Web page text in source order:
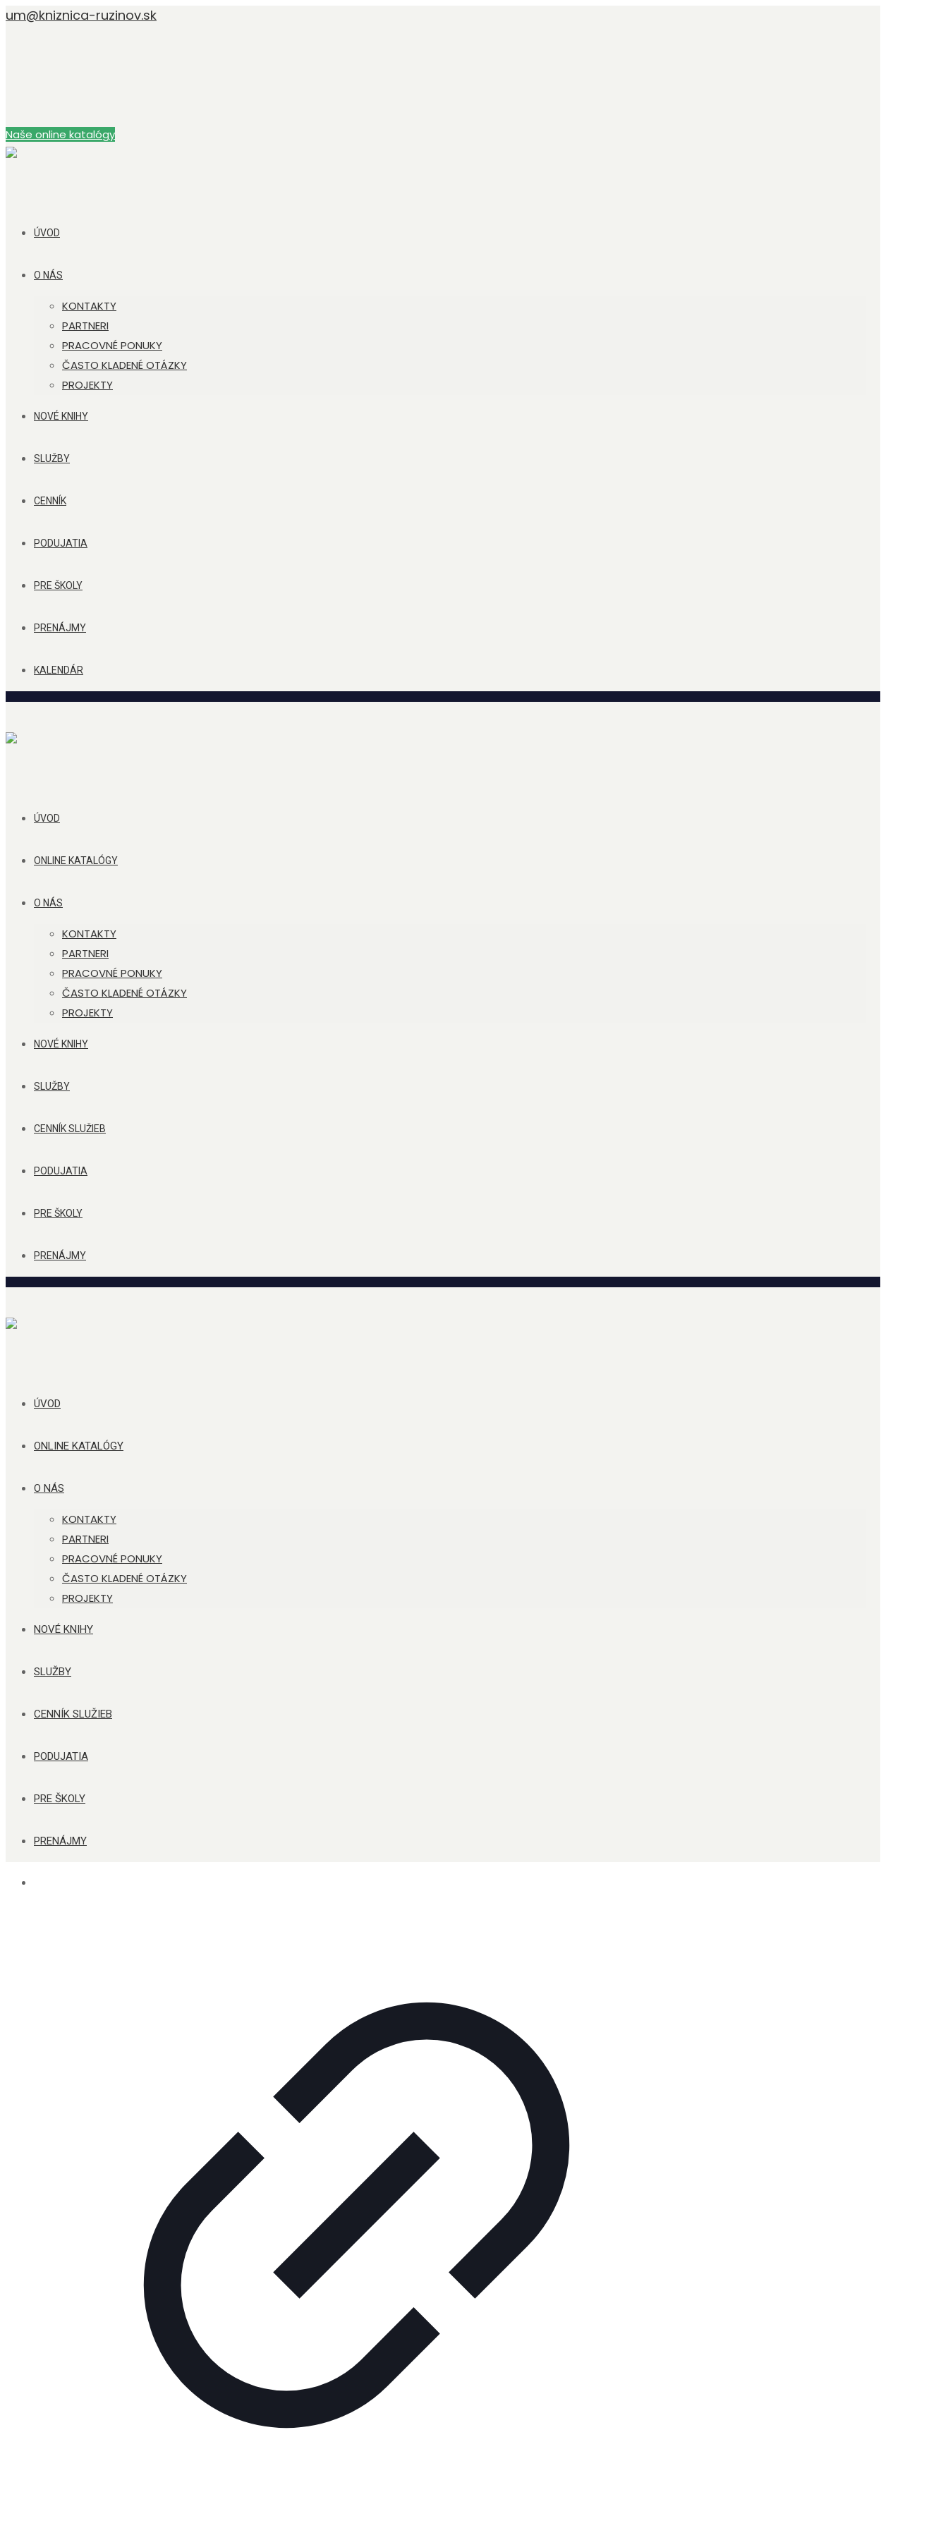
um@kniznica-ruzinov.sk
Naše online katalógy
ÚVOD
O NÁS
KONTAKTY
PARTNERI
PRACOVNÉ PONUKY
ČASTO KLADENÉ OTÁZKY
PROJEKTY
NOVÉ KNIHY
SLUŽBY
CENNÍK
PODUJATIA
PRE ŠKOLY
PRENÁJMY
KALENDÁR
ÚVOD
ONLINE KATALÓGY
O NÁS
KONTAKTY
PARTNERI
PRACOVNÉ PONUKY
ČASTO KLADENÉ OTÁZKY
PROJEKTY
NOVÉ KNIHY
SLUŽBY
CENNÍK SLUŽIEB
PODUJATIA
PRE ŠKOLY
PRENÁJMY
ÚVOD
ONLINE KATALÓGY
O NÁS
KONTAKTY
PARTNERI
PRACOVNÉ PONUKY
ČASTO KLADENÉ OTÁZKY
PROJEKTY
NOVÉ KNIHY
SLUŽBY
CENNÍK SLUŽIEB
PODUJATIA
PRE ŠKOLY
PRENÁJMY